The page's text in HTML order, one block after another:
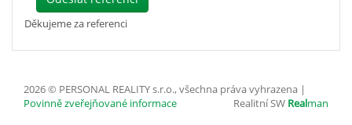
Děkujeme za referenci
2026 © PERSONAL REALITY s.r.o., všechna práva vyhrazena |
Povinně zveřejňované informace
Realitní SW Realman